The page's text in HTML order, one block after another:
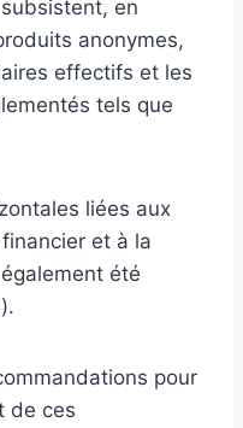
en
anonymes,
effectifs et les
tels que
liées aux
et à la
été
pour
de ces